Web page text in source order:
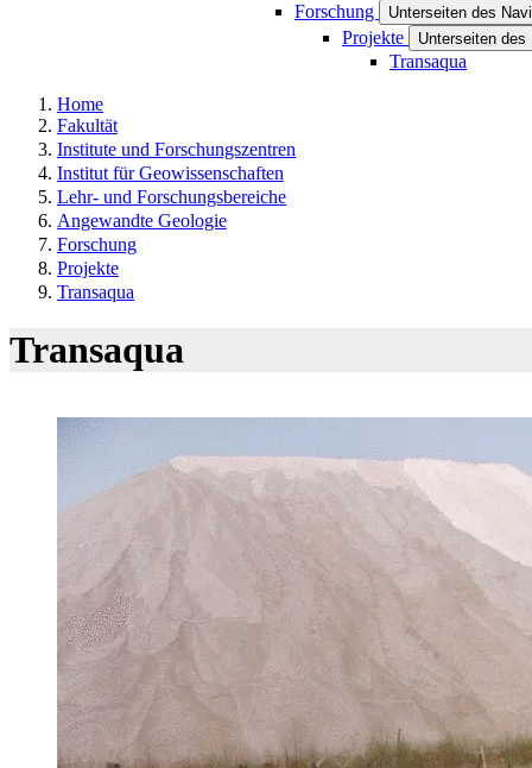
Forschung Unterseiten des
Projekte Unterseiten
Transaqua
Home
Fakultät
Institute und Forschungszentren
Institut für Geowissenschaften
Lehr- und Forschungsbereiche
Angewandte Geologie
Forschung
Projekte
Transaqua
Transaqua